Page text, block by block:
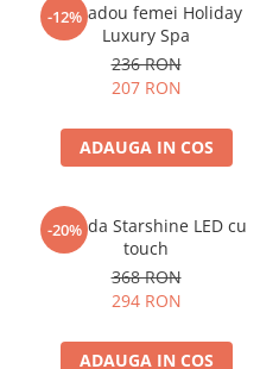
-12%
Set cadou femei Holiday
Luxury Spa
236 RON
207 RON
ADAUGA IN COS
-20%
Oglinda Starshine LED cu
touch
368 RON
294 RON
ADAUGA IN COS